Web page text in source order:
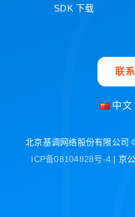
SDK 下载
联
中文
北京基调网络股份有限公司
ICP备08104828号-4 | 京